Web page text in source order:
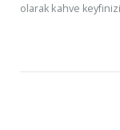
olarak kahve